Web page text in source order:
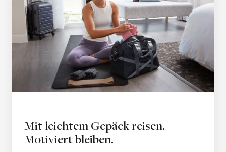
Mit leichtem Gepäck reisen.
Motiviert bleiben.